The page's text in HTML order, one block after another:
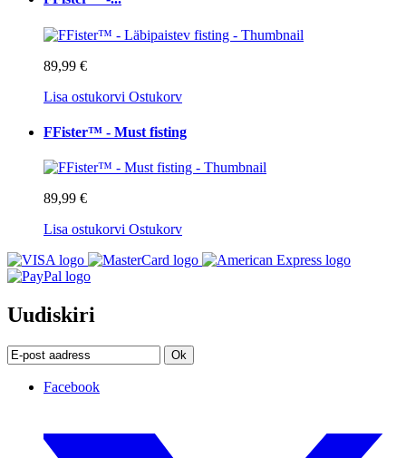
89,99 €
Lisa ostukorvi Ostukorv
FFister™ - Must fisting
89,99 €
Lisa ostukorvi Ostukorv
Uudiskiri
Ok
Facebook